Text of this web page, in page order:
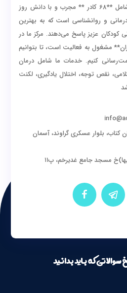
می نماید. تیم تخصصی ما شامل **68 کادر ** مجرب و با دانش روز
و روانشناسی است که به بهترین
کودکان عزیز پاسخ می‌دهند. مرکز ما در
مشغول به فعالیت است، تا بتوانیم
کنیم. خدمات ما شامل درمان
نقص توجه، اختلال یادگیری، لکنت
کتاب، بلوار عسکری گراوند، آسمان
مسجد جامع غدیرخم، پ۱۱
که باید بدانید